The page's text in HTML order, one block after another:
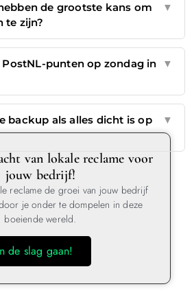
de grootste kans om
te zijn?
▼
punten op zondag in
▼
backup als alles dicht is op
▼
van lokale reclame voor
jouw bedrijf!
reclame de groei van jouw bedrijf
je onder te dompelen in deze
boeiende wereld.
de slag gaan!